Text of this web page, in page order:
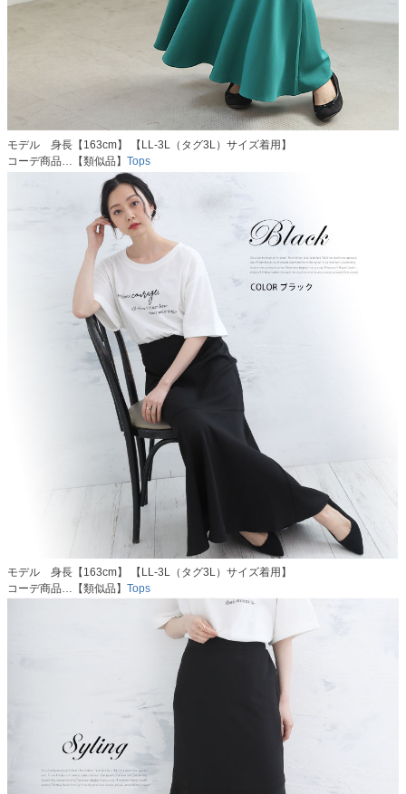
モデル 身長【163cm】 【LL-3L（タグ3L）サイズ着用】
コーデ商品…【類似品】 Tops
モデル 身長【163cm】 【LL-3L（タグ3L）サイズ着用】
コーデ商品…【類似品】 Tops